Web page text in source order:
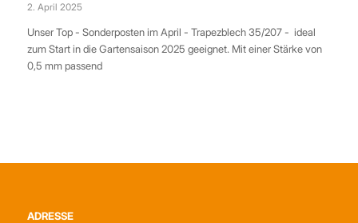
2. April 2025
Unser Top - Sonderposten im April - Trapezblech 35/207 - ideal
zum Start in die Gartensaison 2025 geeignet. Mit einer Stärke von
0,5 mm passend
ADRESSE